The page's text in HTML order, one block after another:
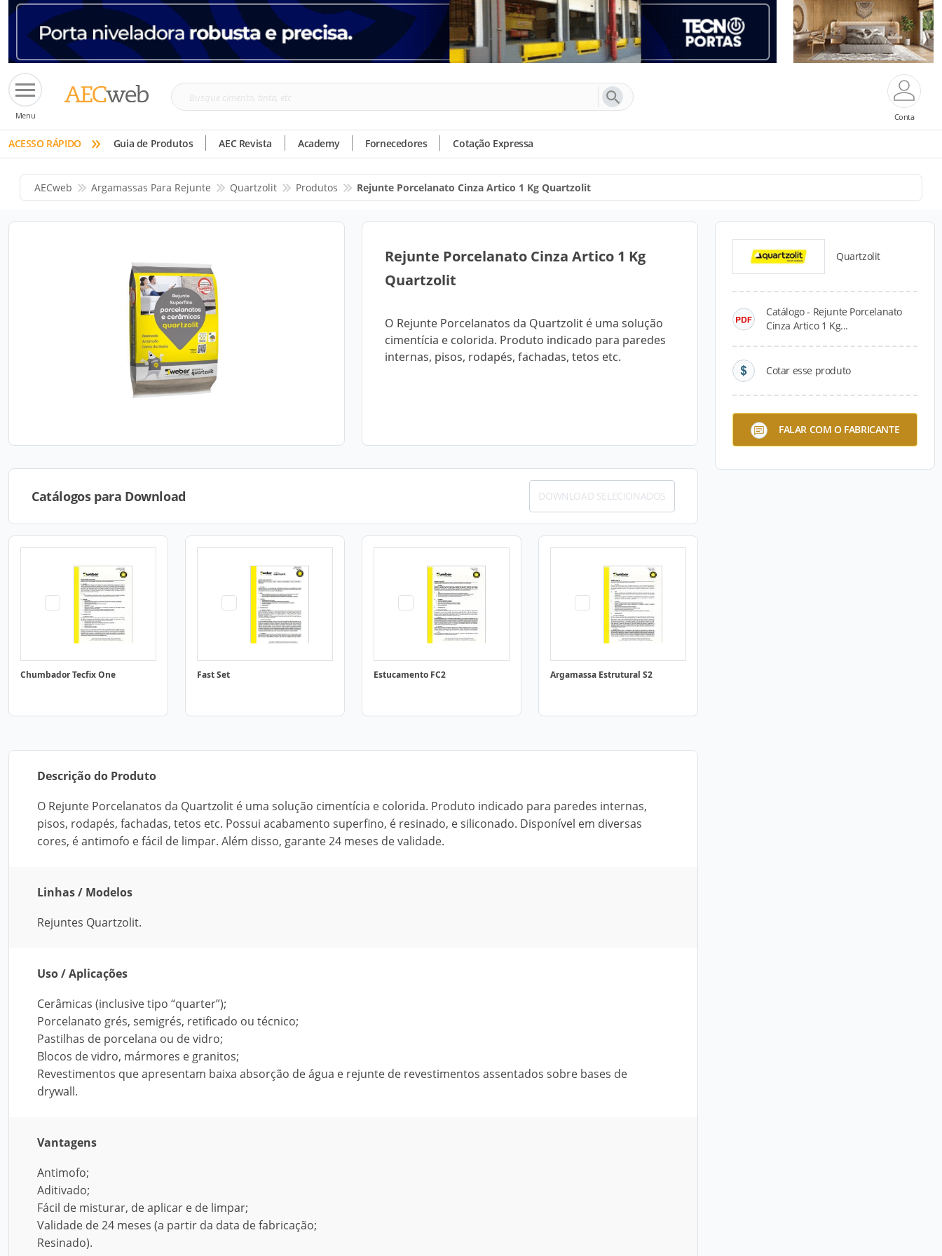
Menu
Busque
tinta,
etc
Conta
ACESSO RÁPIDO » Guia de Produtos AEC Revista Academy Fornecedores Cotação Expressa
AECweb Argamassas Para Rejunte Quartzolit Produtos Rejunte Porcelanato Cinza Artico 1 Kg Quartzolit
Rejunte Porcelanato Cinza Artico 1 Kg
Quartzolit
O Rejunte Porcelanatos da Quartzolit é uma solução
cimentícia e colorida. Produto indicado para paredes
internas, pisos, rodapés, fachadas, tetos etc.
Quartzolit
Catálogo - Rejunte Porcelanato
Cinza Artico 1 Kg...
Cotar esse produto
FALAR COM O FABRICANTE
Catálogos para Download DOWNLOAD SELECIONADOS
Chumbador Tecfix One Fast Set Estucamento FC2 Argamassa Estrutural S2
Descrição do Produto
O Rejunte Porcelanatos da Quartzolit é uma solução cimentícia e colorida. Produto indicado para paredes internas,
pisos, rodapés, fachadas, tetos etc. Possui acabamento superfino, é resinado, e siliconado. Disponível em diversas
cores, é antimofo e fácil de limpar. Além disso, garante 24 meses de validade.
Linhas / Modelos
Rejuntes Quartzolit.
Uso / Aplicações
Cerâmicas (inclusive tipo “quarter”);
Porcelanato grés, semigrés, retificado ou técnico;
Pastilhas de porcelana ou de vidro;
Blocos de vidro, mármores e granitos;
Revestimentos que apresentam baixa absorção de água e rejunte de revestimentos assentados sobre bases de
drywall.
Vantagens
Antimofo;
Aditivado;
Fácil de misturar, de aplicar e de limpar;
Validade de 24 meses (a partir da data de fabricação;
Resinado).